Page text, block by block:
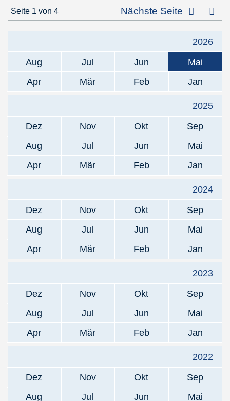
Seite 1 von 4 Nächste Seite
2026
Aug
Jul Jun
Mai
Apr
Mär Feb Jan
2025
Dez
Nov Okt
Sep
Aug
Jul Jun
Mai
Apr
Mär Feb Jan
2024
Dez
Nov Okt
Sep
Aug
Jul Jun
Mai
Apr
Mär Feb Jan
2023
Dez
Nov Okt
Sep
Aug
Jul Jun
Mai
Apr
Mär Feb Jan
2022
Dez
Nov Okt
Sep
Aug
Jul Jun
Mai